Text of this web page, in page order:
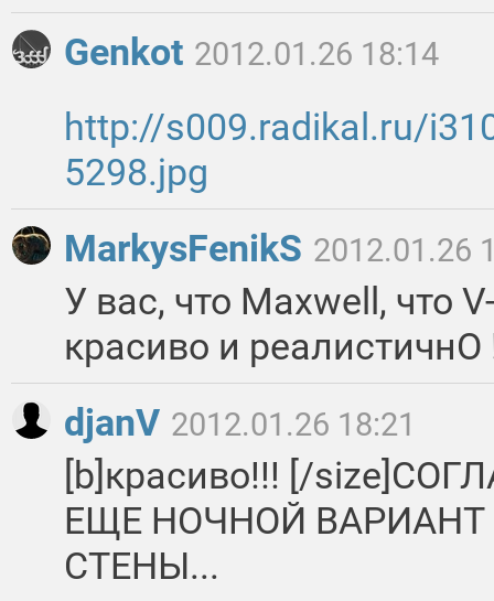
Genkot 2012.01.26 18:14
http://s009.radikal.ru/
5298.jpg
MarkysFenikS 2012.01.26
У вас, что Maxwell, что
красиво и реалистичнО
djanV 2012.01.26 18:21
[b]красиво!!! [/
ЕЩЕ НОЧНОЙ
СТЕНЫ...